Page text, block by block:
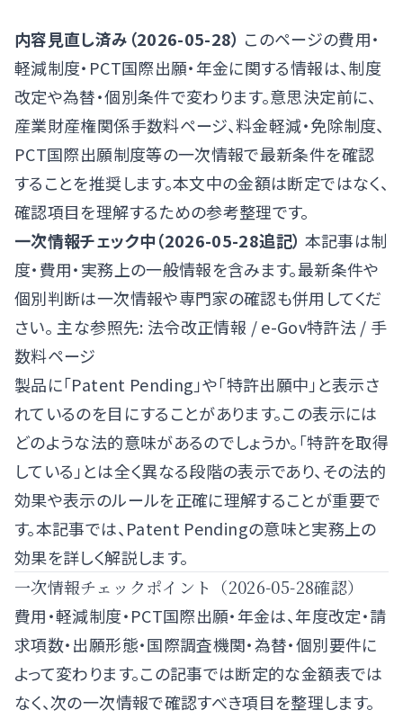
内容見直し済み（2026-05-28） このページの費用・
軽減制度・PCT国際出願・年金に関する情報は、制度
改定や為替・個別条件で変わります。意思決定前に、
産業財産権関係手数料ページ、料金軽減・免除制度、
PCT国際出願制度等の一次情報で最新条件を確認
することを推奨します。本文中の金額は断定ではなく、
確認項目を理解するための参考整理です。
一次情報チェック中（2026-05-28追記） 本記事は制
度・費用・実務上の一般情報を含みます。最新条件や
個別判断は一次情報や専門家の確認も併用してくだ
さい。 主な参照先: 法令改正情報 /e-Gov特許法/ 手
数料ページ
製品に「Patent Pending」や「特許出願中」と表示さ
れているのを目にすることがあります。この表示には
どのような法的意味があるのでしょうか。「特許を取得
している」とは全く異なる段階の表示であり、その法的
効果や表示のルールを正確に理解することが重要で
す。本記事では、Patent Pendingの意味と実務上の
効果を詳しく解説します。
一次情報チェックポイント（2026-05-28確認）
費用・軽減制度・PCT国際出願・年金は、年度改定・請
求項数・出願形態・国際調査機関・為替・個別要件に
よって変わります。この記事では断定的な金額表では
なく、次の一次情報で確認すべき項目を整理します。